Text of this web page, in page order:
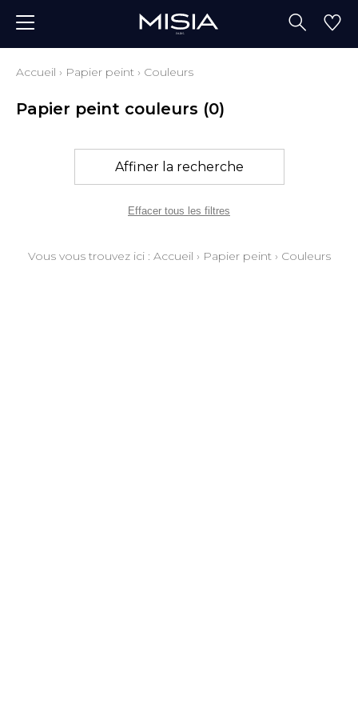
Accueil › Papier peint › Couleurs
Papier peint couleurs (0)
Affiner la recherche
Effacer tous les filtres
Vous vous trouvez ici : Accueil › Papier peint› Couleurs